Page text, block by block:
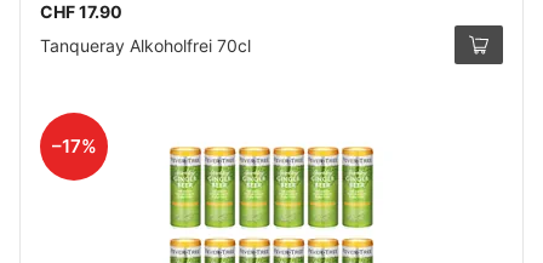
CHF 17.90
Tanqueray Alkoholfrei 70cl
–17%